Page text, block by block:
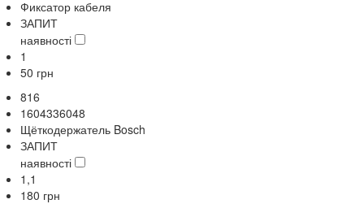
Фиксатор кабеля
ЗАПИТ
наявності
1
50 грн
816
1604336048
Щёткодержатель Bosch
ЗАПИТ
наявності
1,1
180 грн